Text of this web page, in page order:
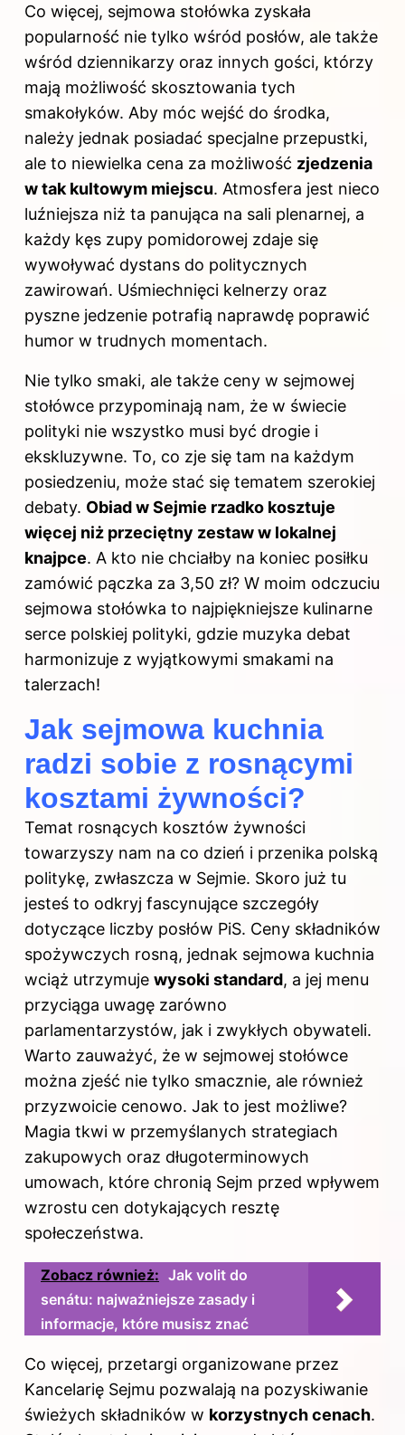
Co więcej, sejmowa stołówka zyskała
popularność nie tylko wśród posłów, ale także
wśród dziennikarzy oraz innych gości, którzy
mają możliwość skosztowania tych
smakołyków. Aby móc wejść do środka,
należy jednak posiadać specjalne przepustki,
ale to niewielka cena za możliwość zjedzenia
w tak kultowym miejscu. Atmosfera jest nieco
luźniejsza niż ta panująca na sali plenarnej, a
każdy kęs zupy pomidorowej zdaje się
wywoływać dystans do politycznych
zawirowań. Uśmiechnięci kelnerzy oraz
pyszne jedzenie potrafią naprawdę poprawić
humor w trudnych momentach.
Nie tylko smaki, ale także ceny w sejmowej
stołówce przypominają nam, że w świecie
polityki nie wszystko musi być drogie i
ekskluzywne. To, co zje się tam na każdym
posiedzeniu, może stać się tematem szerokiej
debaty. Obiad w Sejmie rzadko kosztuje
więcej niż przeciętny zestaw w lokalnej
knajpce. A kto nie chciałby na koniec posiłku
zamówić pączka za 3,50 zł? W moim odczuciu
sejmowa stołówka to najpiękniejsze kulinarne
serce polskiej polityki, gdzie muzyka debat
harmonizuje z wyjątkowymi smakami na
talerzach!
Jak sejmowa kuchnia
radzi sobie z rosnącymi
kosztami żywności?
Temat rosnących kosztów żywności
towarzyszy nam na co dzień i przenika polską
politykę, zwłaszcza w Sejmie. Skoro już tu
jesteś to odkryj fascynujące szczegóły
dotyczące liczby posłów PiS. Ceny składników
spożywczych rosną, jednak sejmowa kuchnia
wciąż utrzymuje wysoki standard, a jej menu
przyciąga uwagę zarówno
parlamentarzystów, jak i zwykłych obywateli.
Warto zauważyć, że w sejmowej stołówce
można zjeść nie tylko smacznie, ale również
przyzwoicie cenowo. Jak to jest możliwe?
Magia tkwi w przemyślanych strategiach
zakupowych oraz długoterminowych
umowach, które chronią Sejm przed wpływem
wzrostu cen dotykających resztę
społeczeństwa.
Zobacz również: Jak volit do
senátu: najważniejsze zasady i
informacje, które musisz znać
Co więcej, przetargi organizowane przez
Kancelarię Sejmu pozwalają na pozyskiwanie
świeżych składników w korzystnych cenach.